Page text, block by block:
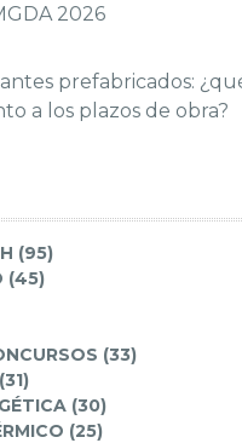
2026
prefabricados:
a los plazos de obra?
(95)
(45)
(33)
(30)
(25)